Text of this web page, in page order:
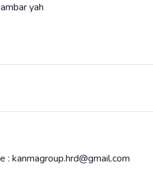
yah
: kanmagroup.hrd@gmail.com